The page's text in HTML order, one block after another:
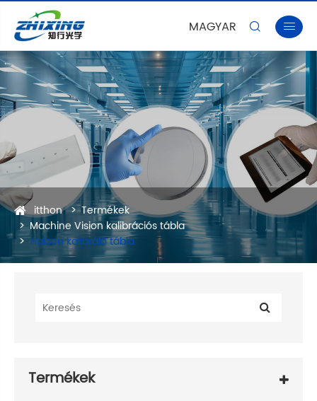
MAGYAR  
itthon
Termékek
Machine Vision kalibrációs tábla
Halcon kalibráló tábla
Termékek